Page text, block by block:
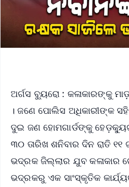
ଅର୍ଗସ ବ୍ୟୁରୋ : କଳାକାରଙ୍କୁ
। ଜଣେ ପୋଲିସ ଅଧିକାରୀଙ୍କ
ଦୁଇ ଜଣ ହୋମଗାର୍ଡଙ୍କୁ
୩୦ ତାରିଖ ଶନିବାର ଦିନ ରାତି ୧୧
ଭଦ୍ରକ ଜିଲ୍ଲାର ଯୁବ କଳାକାର
ଭଦ୍ରକରୁ ଏକ ସାଂସ୍କୃତିକ